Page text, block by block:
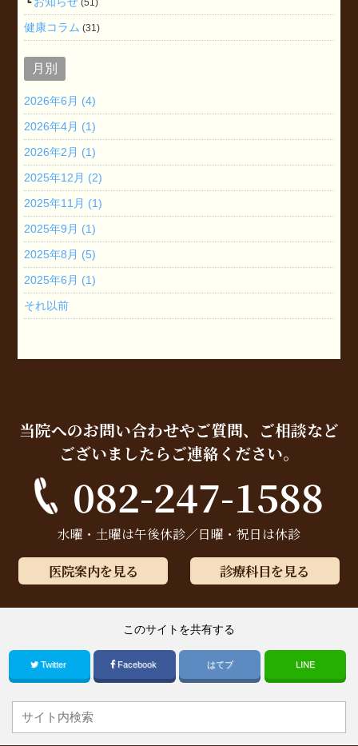
(51)
健康コラム (31)
月別
2026年6月 (4)
2026年4月 (1)
2026年2月 (1)
2025年12月 (2)
2025年11月 (1)
2025年9月 (1)
2025年8月 (5)
2025年6月 (1)
それ以前
当院へのお問い合わせやご質問、ご相談など
ございましたらご連絡ください。
082-247-1588
水曜・土曜は午後休診／日曜・祝日は休診
医院案内を見る 診療科目を見る
このサイトを共有する
Twitter Facebook はてブ LINE